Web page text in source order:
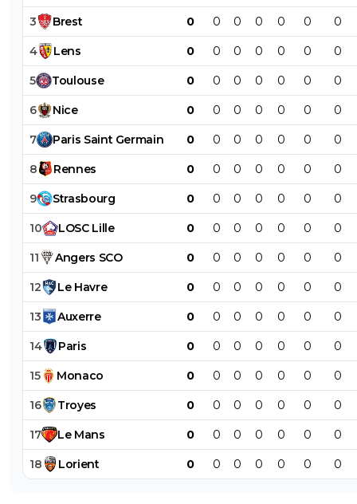
3 Brest 0 0 0 0 0 0 0
4 Lens 0 0 0 0 0 0 0
5 Toulouse 0 0 0 0 0 0 0
6 Nice 0 0 0 0 0 0 0
7 Paris Saint Germain 0 0 0 0 0 0 0
8 Rennes 0 0 0 0 0 0 0
9 Strasbourg 0 0 0 0 0 0 0
10 LOSC Lille 0 0 0 0 0 0 0
11 Angers SCO 0 0 0 0 0 0 0
12 Le Havre 0 0 0 0 0 0 0
13 Auxerre 0 0 0 0 0 0 0
14 Paris 0 0 0 0 0 0 0
15 Monaco 0 0 0 0 0 0 0
16 Troyes 0 0 0 0 0 0 0
17 Le Mans 0 0 0 0 0 0 0
18 Lorient 0 0 0 0 0 0 0